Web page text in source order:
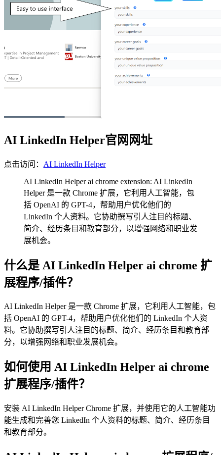
AI LinkedIn Helper官网网址
点击访问： AI LinkedIn Helper
AI LinkedIn Helper ai chrome extension: AI LinkedIn
Helper 是一款 Chrome 扩展，它利用人工智能，包
括 OpenAI 的 GPT-4，帮助用户优化他们的
LinkedIn 个人资料。它协助撰写引人注目的标题、
简介、经历条目和教育部分，以增强网络和职业发
展机会。
什么是 AI LinkedIn Helper ai chrome 扩
展程序/插件？
AI LinkedIn Helper 是一款 Chrome 扩展，它利用人工智能，包
括 OpenAI 的 GPT-4，帮助用户优化他们的 LinkedIn 个人资
料。它协助撰写引人注目的标题、简介、经历条目和教育部
分，以增强网络和职业发展机会。
如何使用 AI LinkedIn Helper ai chrome
扩展程序/插件？
安装 AI LinkedIn Helper Chrome 扩展，并使用它的人工智能功
能生成和完善您 LinkedIn 个人资料的标题、简介、经历条目
和教育部分。